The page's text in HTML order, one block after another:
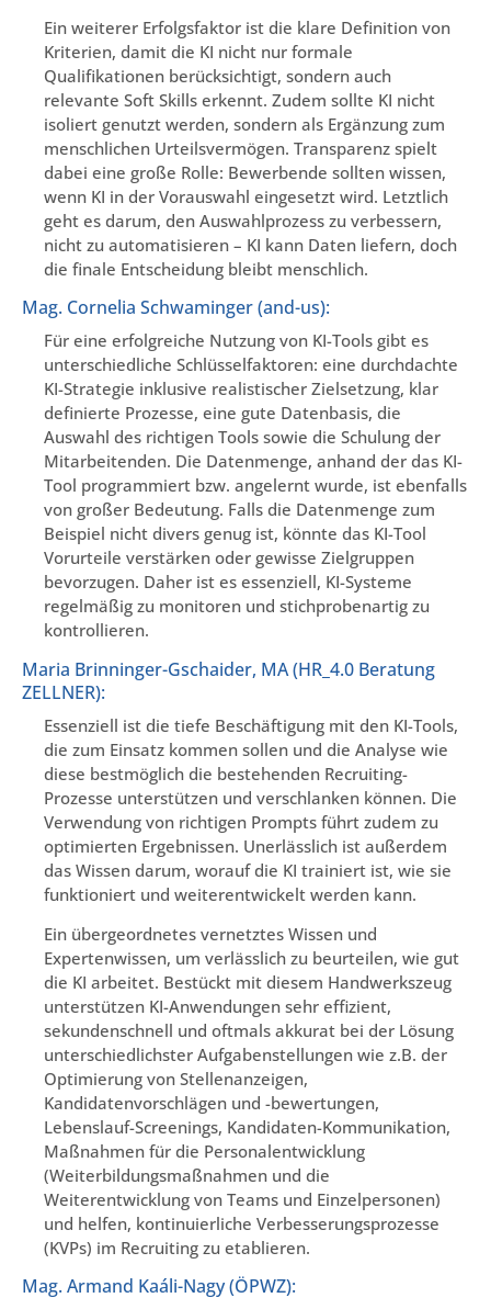
Ein weiterer Erfolgsfaktor ist die klare Definition von
Kriterien, damit die KI nicht nur formale
Qualifikationen berücksichtigt, sondern auch
relevante Soft Skills erkennt. Zudem sollte KI nicht
isoliert genutzt werden, sondern als Ergänzung zum
menschlichen Urteilsvermögen. Transparenz spielt
dabei eine große Rolle: Bewerbende sollten wissen,
wenn KI in der Vorauswahl eingesetzt wird. Letztlich
geht es darum, den Auswahlprozess zu verbessern,
nicht zu automatisieren – KI kann Daten liefern, doch
die finale Entscheidung bleibt menschlich.
Mag. Cornelia Schwaminger (and-us):
Für eine erfolgreiche Nutzung von KI-Tools gibt es
unterschiedliche Schlüsselfaktoren: eine durchdachte
KI-Strategie inklusive realistischer Zielsetzung, klar
definierte Prozesse, eine gute Datenbasis, die
Auswahl des richtigen Tools sowie die Schulung der
Mitarbeitenden. Die Datenmenge, anhand der das KI-
Tool programmiert bzw. angelernt wurde, ist ebenfalls
von großer Bedeutung. Falls die Datenmenge zum
Beispiel nicht divers genug ist, könnte das KI-Tool
Vorurteile verstärken oder gewisse Zielgruppen
bevorzugen. Daher ist es essenziell, KI-Systeme
regelmäßig zu monitoren und stichprobenartig zu
kontrollieren.
Maria Brinninger-Gschaider, MA (HR_4.0 Beratung
ZELLNER):
Essenziell ist die tiefe Beschäftigung mit den KI-Tools,
die zum Einsatz kommen sollen und die Analyse wie
diese bestmöglich die bestehenden Recruiting-
Prozesse unterstützen und verschlanken können. Die
Verwendung von richtigen Prompts führt zudem zu
optimierten Ergebnissen. Unerlässlich ist außerdem
das Wissen darum, worauf die KI trainiert ist, wie sie
funktioniert und weiterentwickelt werden kann.
Ein übergeordnetes vernetztes Wissen und
Expertenwissen, um verlässlich zu beurteilen, wie gut
die KI arbeitet. Bestückt mit diesem Handwerkszeug
unterstützen KI-Anwendungen sehr effizient,
sekundenschnell und oftmals akkurat bei der Lösung
unterschiedlichster Aufgabenstellungen wie z.B. der
Optimierung von Stellenanzeigen,
Kandidatenvorschlägen und -bewertungen,
Lebenslauf-Screenings, Kandidaten-Kommunikation,
Maßnahmen für die Personalentwicklung
(Weiterbildungsmaßnahmen und die
Weiterentwicklung von Teams und Einzelpersonen)
und helfen, kontinuierliche Verbesserungsprozesse
(KVPs) im Recruiting zu etablieren.
Mag. Armand Kaáli-Nagy (ÖPWZ):